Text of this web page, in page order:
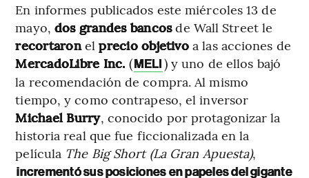
En informes publicados este miércoles 13 de
mayo, dos grandes bancosde Wall Street le
recortaronelprecio objetivoa las acciones de
MercadoLibre Inc. (MELI) y uno de ellos bajó
la recomendación de compra. Al mismo
tiempo, y como contrapeso, el inversor
Michael Burry, conocido por protagonizar la
historia real que fue ficcionalizada en la
película The Big Short (La Gran Apuesta),
incrementó sus posiciones en papeles del gigante